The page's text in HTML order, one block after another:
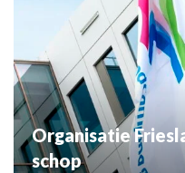
Organisatie
schop